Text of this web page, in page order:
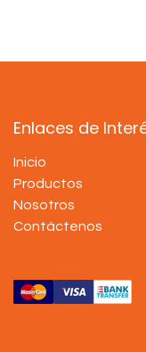
Enlaces de
Inicio
Productos
Nosotros
Contáctenos